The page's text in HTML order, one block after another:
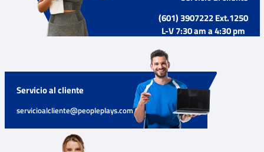
(601) 3907222 Ext.1250
L-V 7:30 am a 4:30 pm
Servicio al cliente
servicioalcliente@peopleplays.com